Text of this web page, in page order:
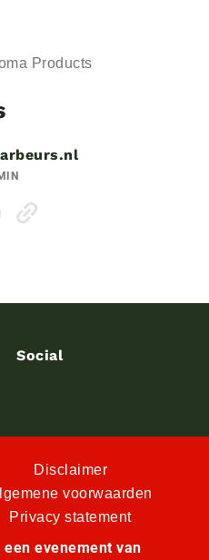
Products
Social
Disclaimer
voorwaarden
Privacy statement
evenement van